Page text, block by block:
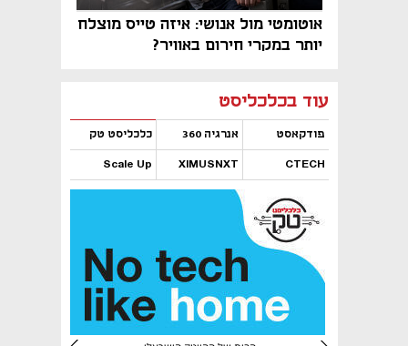
אוטומטי מול אנושי: איזה טייס מוצלח
יותר במקרי חירום באוויר?
עוד בכלכליסט
פודקאסט אנרגיה 360 כלכליסט טק
CTECH
XIMUSNXT
Scale Up
נפתח בכרטיסייה חדשה
נפתח בכרטיסייה חדשה